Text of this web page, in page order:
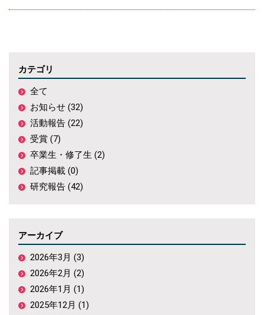
カテゴリ
全て
お知らせ (32)
活動報告 (22)
受賞 (7)
卒業生・修了生 (2)
記事掲載 (0)
研究報告 (42)
アーカイブ
2026年3月 (3)
2026年2月 (2)
2026年1月 (1)
2025年12月 (1)